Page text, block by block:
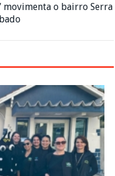
movimenta o bairro Serra